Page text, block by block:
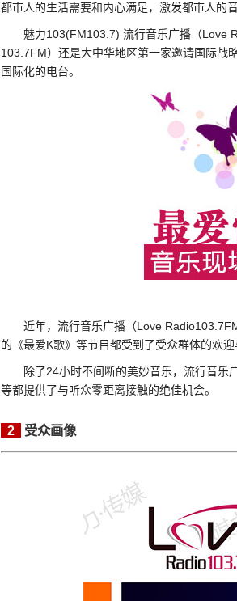
都市人的生活需要和内心满足，激发都市人的音
魅力103(FM103.7) 流行音乐广播（Love
103.7FM）还是大中华地区第一家邀请国际战
国际化的电台。
近年，流行音乐广播（Love
的《最爱K歌》等节目都受到了受众群体的欢
除了24小时不间断的美妙音乐，流行音
等都提供了与听众零距离接触的绝佳机会。
2 受众画像